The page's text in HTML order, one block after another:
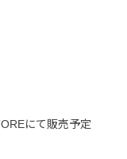
にて販売予定